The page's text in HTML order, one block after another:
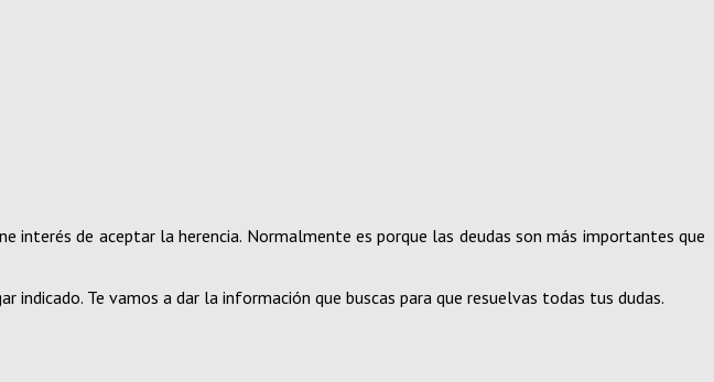
interés de aceptar la herencia. Normalmente es porque las deudas son más importantes que
Te vamos a dar la información que buscas para que resuelvas todas tus dudas.